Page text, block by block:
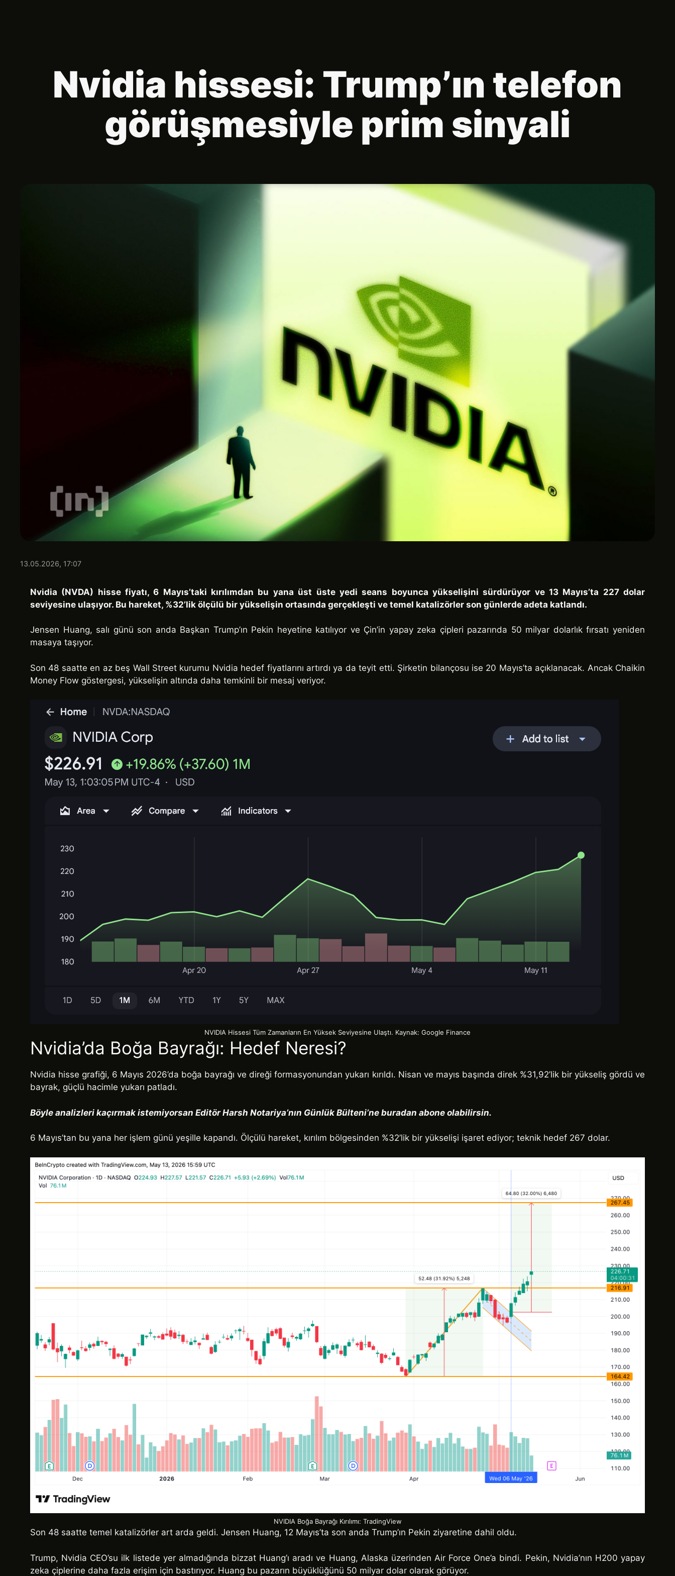
Nvidia hissesi: Trump’ın telefon
görüşmesiyle prim sinyali
13.05.2026, 17:07
Nvidia (NVDA) hisse fiyatı, 6 Mayıs’taki kırılımdan bu yana üst üste yedi seans boyunca yükselişini sürdürüyor ve 13 Mayıs’ta 227 dolar
seviyesine ulaşıyor. Bu hareket, %32’lik ölçülü bir yükselişin ortasında gerçekleşti ve temel katalizörler son günlerde adeta katlandı.
Jensen Huang, salı günü son anda Başkan Trump’ın Pekin heyetine katılıyor ve Çin’in yapay zeka çipleri pazarında 50 milyar dolarlık fırsatı yeniden
masaya taşıyor.
Son 48 saatte en az beş Wall Street kurumu Nvidia hedef fiyatlarını artırdı ya da teyit etti. Şirketin bilançosu ise 20 Mayıs’ta açıklanacak. Ancak Chaikin
Money Flow göstergesi, yükselişin altında daha temkinli bir mesaj veriyor.
NVIDIA Hissesi Tüm Zamanların En Yüksek Seviyesine Ulaştı. Kaynak: Google Finance
Nvidia’da Boğa Bayrağı: Hedef Neresi?
Nvidia hisse grafiği, 6 Mayıs 2026’da boğa bayrağı ve direği formasyonundan yukarı kırıldı. Nisan ve mayıs başında direk %31,92’lik bir yükseliş gördü ve
bayrak, güçlü hacimle yukarı patladı.
Böyle analizleri kaçırmak istemiyorsan Editör Harsh Notariya’nın Günlük Bülteni’ne buradan abone olabilirsin.
6 Mayıs’tan bu yana her işlem günü yeşille kapandı. Ölçülü hareket, kırılım bölgesinden %32’lik bir yükselişi işaret ediyor; teknik hedef 267 dolar.
NVIDIA Boğa Bayrağı Kırılımı: TradingView
Son 48 saatte temel katalizörler art arda geldi. Jensen Huang, 12 Mayıs’ta son anda Trump’ın Pekin ziyaretine dahil oldu.
Trump, Nvidia CEO’su ilk listede yer almadığında bizzat Huang’ı aradı ve Huang, Alaska üzerinden Air Force One’a bindi. Pekin, Nvidia’nın H200 yapay
zeka çiplerine daha fazla erişim için bastırıyor. Huang bu pazarın büyüklüğünü 50 milyar dolar olarak görüyor.